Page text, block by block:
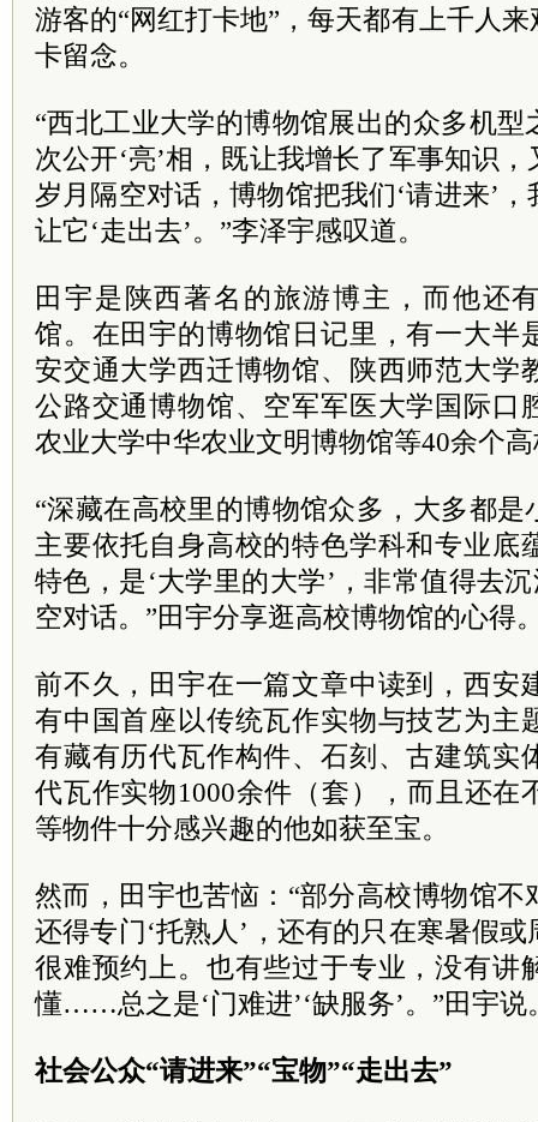
游客的“网红打卡地”，每天都有上千人 来
卡留念。
“西北工业大学的博物馆展出的众多机
次公开‘亮’相，既让我增长了军事知识
岁月隔空对话，博物馆把我们‘请进来’
让它‘走出去’。”李泽宇感叹道。
田宇是陕西著名的旅游博主，而他
馆。在田宇的博物馆日记里，有一大半
安交通大学西迁博物馆、陕西师范大学
公路交通博物馆、空军军医大学国际口
农业大学中华农业文明博物馆等40余个
“深藏在高校里的博物馆众多，大多都
主要依托自身高校的特色学科和专业底
特色，是‘大学里的大学’，非常值得去
空对话。”田宇分享逛高校博物馆的心得
前不久，田宇在一篇文章中读到，西安
有中国首座以传统瓦作实物与技艺为主
有藏有历代瓦作构件、石刻、古建筑实
代瓦作实物1000余件（套），而且还在
等物件十分感兴趣的他如获至宝。
然而，田宇也苦恼：“部分高校博物馆
还得专门‘托熟人’，还有的只在寒暑假
很难预约上。也有些过于专业，没有讲
懂……总之是‘门难进’‘缺服务’。”田宇说
社会公众“请进来”“宝物”“走出去”